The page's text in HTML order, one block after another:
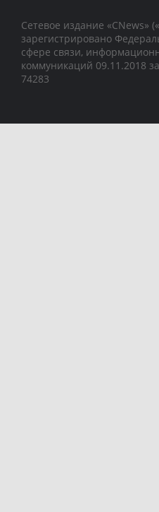
Сетевое издание «CNews»
зарегистрировано
сфере связи,
коммуникаций 09.11.2018
74283